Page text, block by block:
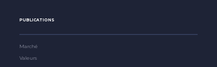
PUBLICATIONS
Marché
Valeurs